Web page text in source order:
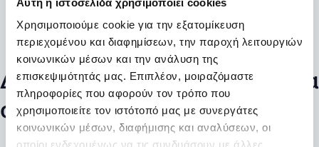
Χρησιμοποιούμε cookie για την εξατομίκευση
περιεχομένου και διαφημίσεων, την παροχή λειτουργιών
κοινωνικών μέσων και την ανάλυση της
επισκεψιμότητάς μας. Επιπλέον, μοιραζόμαστε
πληροφορίες που αφορούν τον τρόπο που
χρησιμοποιείτε τον ιστότοπό μας με συνεργάτες
κοινωνικών μέσων, διαφήμισης και αναλύσεων, οι
οποίοι ενδεχομένως να τις συνδυάσουν με άλλες
Φίλτρα
Δεν βρέθηκαν προϊόντα με τα
συγκεκριμένα φίλτρα